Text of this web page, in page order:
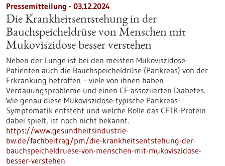
Pressemitteilung - 03.12.2024
Die Krankheitsentstehung in der
Bauchspeicheldrüse von Menschen mit
Mukoviszidose besser verstehen
Neben der Lunge ist bei den meisten Mukoviszidose-​
Patienten auch die Bauchspeicheldrüse (Pankreas) von der
Erkrankung betroffen – viele von ihnen haben
Verdauungsprobleme und einen CF-​assoziierten Diabetes.
Wie genau diese Mukoviszidose-​typische Pankreas-​
Symptomatik entsteht und welche Rolle das CFTR-​Protein
dabei spielt, ist noch nicht bekannt.
https://www.gesundheitsindustrie-
bw.de/fachbeitrag/pm/die-krankheitsentstehung-der-
bauchspeicheldruese-von-menschen-mit-mukoviszidose-
besser-verstehen